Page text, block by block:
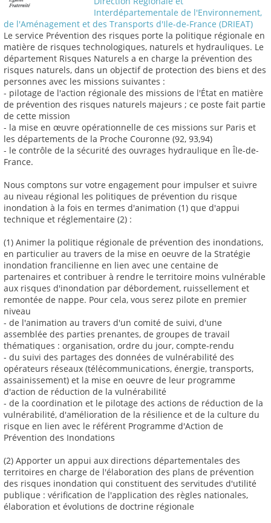
Interdépartementale de l'Environnement,
de l'Aménagement et des Transports d'Ile-de-France (DRIEAT)
Le service Prévention des risques porte la politique régionale en
matière de risques technologiques, naturels et hydrauliques. Le
département Risques Naturels a en charge la prévention des
risques naturels, dans un objectif de protection des biens et des
personnes avec les missions suivantes :
- pilotage de l'action régionale des missions de l'État en matière
de prévention des risques naturels majeurs ; ce poste fait partie
de cette mission
- la mise en œuvre opérationnelle de ces missions sur Paris et
les départements de la Proche Couronne (92, 93,94)
- le contrôle de la sécurité des ouvrages hydraulique en Île-de-
France.
Nous comptons sur votre engagement pour impulser et suivre
au niveau régional les politiques de prévention du risque
inondation à la fois en termes d'animation (1) que d'appui
technique et réglementaire (2) :
(1) Animer la politique régionale de prévention des inondations,
en particulier au travers de la mise en oeuvre de la Stratégie
inondation francilienne en lien avec une centaine de
partenaires et contribuer à rendre le territoire moins vulnérable
aux risques d'inondation par débordement, ruissellement et
remontée de nappe. Pour cela, vous serez pilote en premier
niveau
- de l'animation au travers d'un comité de suivi, d'une
assemblée des parties prenantes, de groupes de travail
thématiques : organisation, ordre du jour, compte-rendu
- du suivi des partages des données de vulnérabilité des
opérateurs réseaux (télécommunications, énergie, transports,
assainissement) et la mise en oeuvre de leur programme
d'action de réduction de la vulnérabilité
- de la coordination et le pilotage des actions de réduction de la
vulnérabilité, d'amélioration de la résilience et de la culture du
risque en lien avec le référent Programme d'Action de
Prévention des Inondations
(2) Apporter un appui aux directions départementales des
territoires en charge de l'élaboration des plans de prévention
des risques inondation qui constituent des servitudes d'utilité
publique : vérification de l'application des règles nationales,
élaboration et évolutions de doctrine régionale